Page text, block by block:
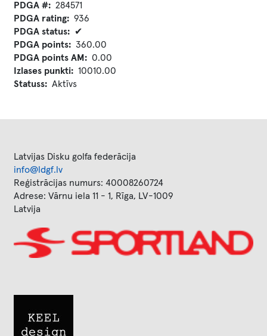
PDGA #
284571
PDGA rating
936
PDGA status
✔
PDGA points
360.00
PDGA points AM
0.00
Izlases punkti
10010.00
Statuss
Aktīvs
Latvijas Disku golfa federācija
info@ldgf.lv
Reģistrācijas numurs: 40008260724
Adrese: Vārnu iela 11 - 1, Rīga, LV-1009
Latvija
Image